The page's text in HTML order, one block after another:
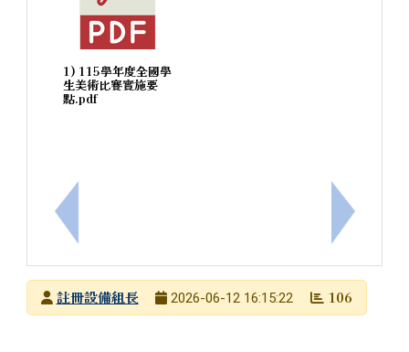
上一筆：轉知⾼雄市政府教育局辦理115年度「因
1) 115學年度全國學
生美術比賽實施要
點.pdf
下一筆
發布者註冊設備組長
2026-06-12 16:15:22 106